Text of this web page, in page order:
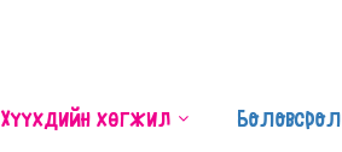
Хүүхдийн хөгжил Боловсрол